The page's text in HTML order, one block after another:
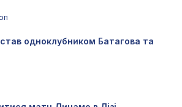
одноклубником Батагова та